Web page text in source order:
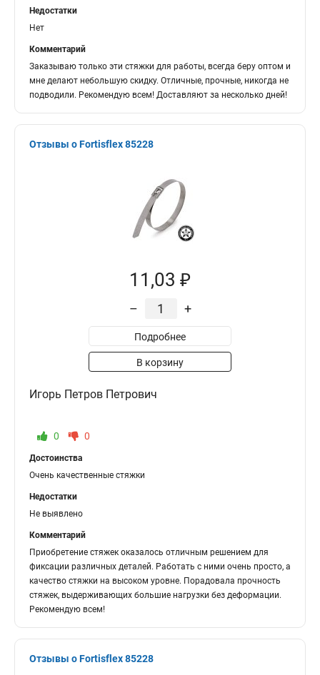
Недостатки
Нет
Комментарий
Заказываю только эти стяжки для работы, всегда беру оптом и
мне делают небольшую скидку. Отличные, прочные, никогда не
подводили. Рекомендую всем! Доставляют за несколько дней!
Отзывы о Fortisflex 85228
11,03 ₽
– +
Подробнее
В корзину
Игорь Петров Петрович
0 0
Достоинства
Очень качественные стяжки
Недостатки
Не выявлено
Комментарий
Приобретение стяжек оказалось отличным решением для
фиксации различных деталей. Работать с ними очень просто, а
качество стяжки на высоком уровне. Порадовала прочность
стяжек, выдерживающих большие нагрузки без деформации.
Рекомендую всем!
Отзывы о Fortisflex 85228